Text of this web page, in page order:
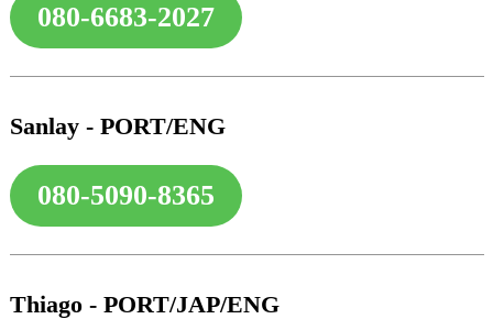
080-6683-2027
Sanlay - PORT/ENG
080-5090-8365
Thiago - PORT/JAP/ENG